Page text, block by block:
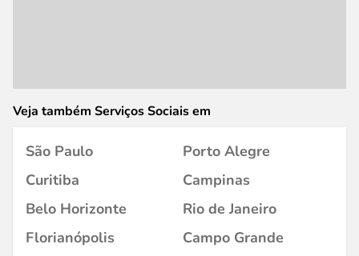
Veja também Serviços Sociais em
São Paulo
Porto Alegre
Curitiba
Campinas
Belo Horizonte
Rio de Janeiro
Florianópolis
Campo Grande